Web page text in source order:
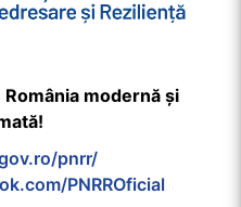
modernă și
pnrr/
PNRROficial